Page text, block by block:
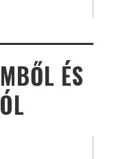
ÉS